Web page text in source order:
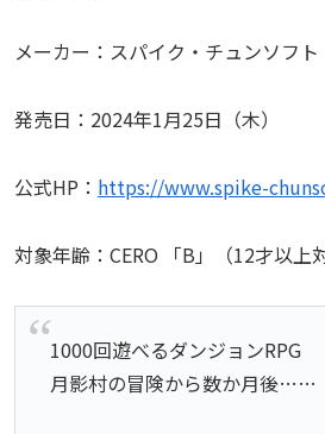
メーカー：スパイク・チュンソフト
発売日：2024年1月25日（木）
公式HP： https://www.spike-
対象年齢：CERO 「B」（12才以上
1000回遊べるダンジョンRPG
月影村の冒険から数か月後……